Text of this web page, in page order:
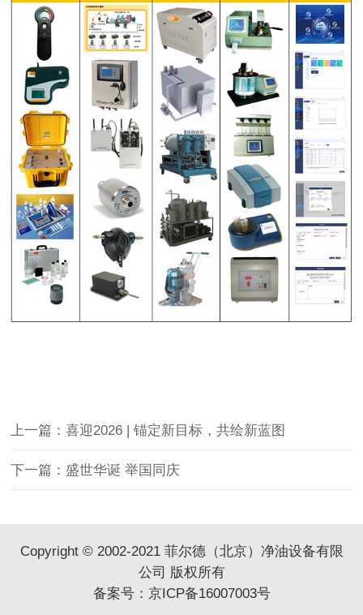
上一篇：喜迎2026 | 锚定新目标，共绘新蓝图
下一篇：盛世华诞 举国同庆
Copyright © 2002-2021 菲尔德（北京）净油设备有限
公司 版权所有
备案号： 京ICP备16007003号